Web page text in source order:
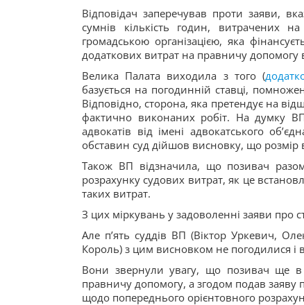
Відповідач заперечував проти заяви,
сумнів кількість годин, витрачених
громадською організацією, яка
додаткових витрат на правничу
Велика Палата виходила з того (
базується на погодинній ставці,
Відповідно, сторона, яка претендує на
фактично виконаних робіт. На думку
адвокатів від імені адвокатського
обставин суд дійшов висновку, що розмір
Також ВП відзначила, що позивач
розрахунку судових витрат, як це
таких витрат.
З цих міркувань у задоволенні заяви про
Але пʼять суддів ВП (Віктор Уркевич,
Король) з цим висновком не погодилися і
Вони звернули увагу, що позивач ще в
правничу допомогу, а згодом подав заяву
щодо попереднього орієнтовного